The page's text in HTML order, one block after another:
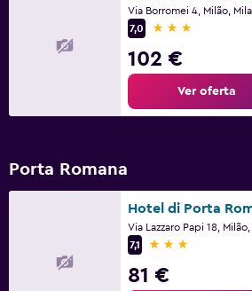
Via Borromei 4, Milão,
7,0
3 estrelas
102 €
Ver oferta
Porta Romana
Hotel di Porta
Via Lazzaro Papi 18,
7,1
3 estrelas
81 €